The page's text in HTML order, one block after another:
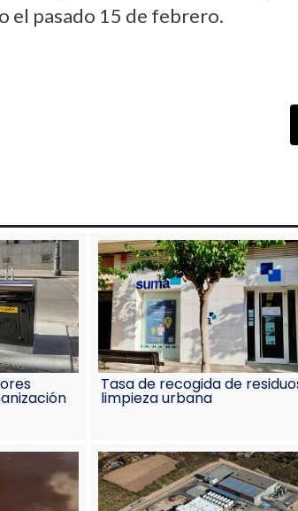
el pasado 15 de febrero.
Tasa de recogida de
limpieza urbana